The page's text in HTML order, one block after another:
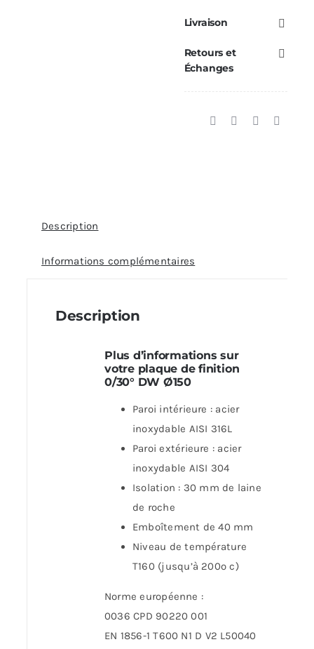
Finition
Ø150
Livraison
Retours et
Échanges
Description
Informations complémentaires
Description
Plus d’informations sur
votre plaque de finition
0/30° DW Ø150
Paroi intérieure : acier
inoxydable AISI 316L
Paroi extérieure : acier
inoxydable AISI 304
Isolation : 30 mm de laine
de roche
Emboîtement de 40 mm
Niveau de température
T160 (jusqu’à 200º c)
Norme européenne :
0036 CPD 90220 001
EN 1856-1 T600 N1 D V2 L50040